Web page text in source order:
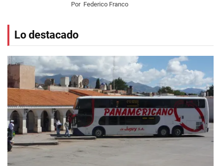
Por Federico Franco
Lo destacado